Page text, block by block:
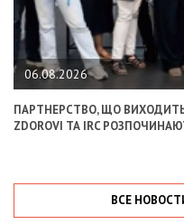
06.08.2026
ПАРТНЕРСТВО, ЩО
ZDOROVI ТА IRC
ВСЕ